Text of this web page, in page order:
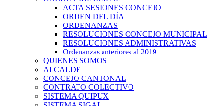
ACTA SESIONES CONCEJO
ORDEN DEL DÍA
ORDENANZAS
RESOLUCIONES CONCEJO MUNICIPAL
RESOLUCIONES ADMINISTRATIVAS
Ordenanzas anteriores al 2019
QUIENES SOMOS
ALCALDE
CONCEJO CANTONAL
CONTRATO COLECTIVO
SISTEMA QUIPUX